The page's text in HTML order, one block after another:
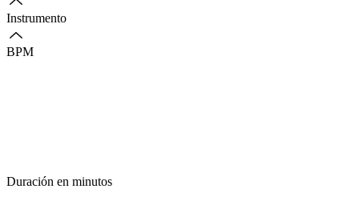
Instrumento
BPM
Duración en minutos